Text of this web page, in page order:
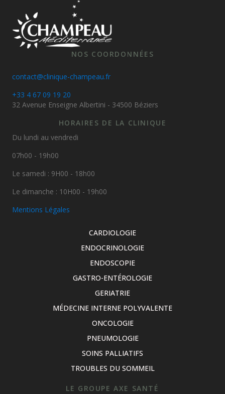
NOS COORDONNÉES
contact@clinique-champeau.fr
+33 4 67 09 19 20
32 Avenue Enseigne Albertini - 34500 Béziers
HORAIRES DE LA CLINIQUE
Du lundi au vendredi
07h00 - 19h00
Le samedi : 9H00 - 18h00
Le dimanche : 10H00 - 19h00
Mentions Légales
CARDIOLOGIE
ENDOCRINOLOGIE
ENDOSCOPIE
GASTRO-ENTÉROLOGIE
GERIATRIE
MÉDECINE INTERNE POLYVALENTE
ONCOLOGIE
PNEUMOLOGIE
SOINS PALLIATIFS
TROUBLES DU SOMMEIL
LE GROUPE AXE SANTÉ